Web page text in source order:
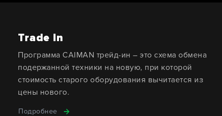
Trade In
Программа CAIMAN трейд-ин – это схема обмена
подержанной техники на новую, при которой
стоимость старого оборудования вычитается из
цены нового.
Подробнее